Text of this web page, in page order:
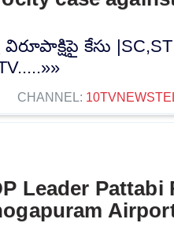
కేసు |SC,ST
CHANNEL:
Leader Pattabi